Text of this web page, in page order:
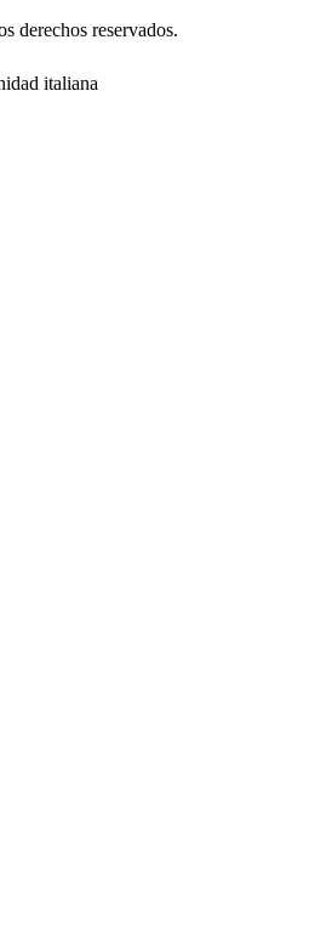
derechos reservados.
italiana